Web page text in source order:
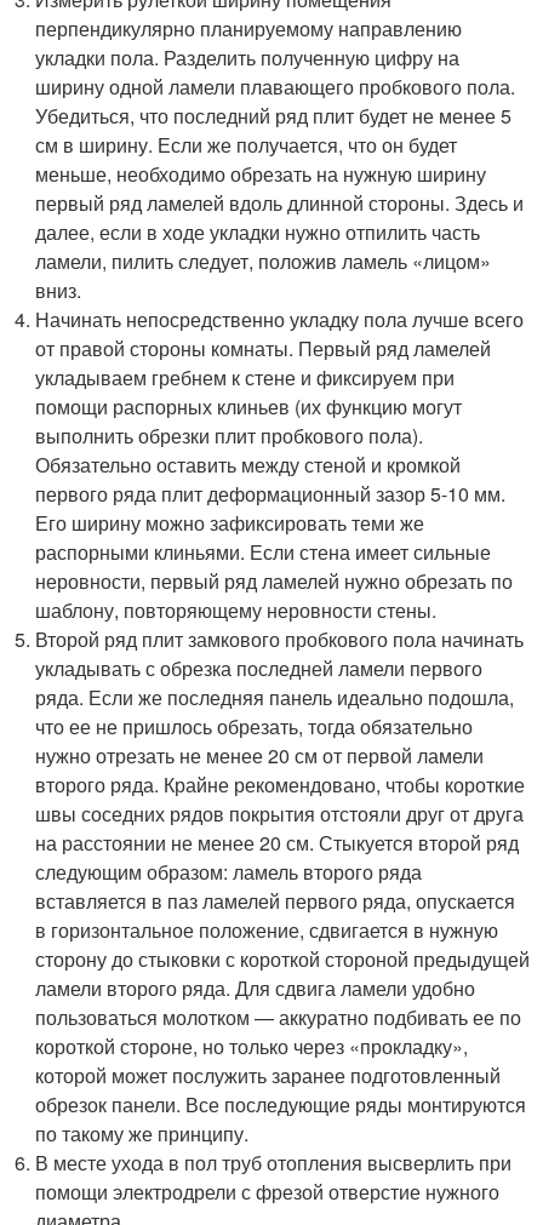
перпендикулярно планируемому направлению
укладки пола. Разделить полученную цифру на
ширину одной ламели плавающего пробкового пола.
Убедиться, что последний ряд плит будет не менее 5
см в ширину. Если же получается, что он будет
меньше, необходимо обрезать на нужную ширину
первый ряд ламелей вдоль длинной стороны. Здесь и
далее, если в ходе укладки нужно отпилить часть
ламели, пилить следует, положив ламель «лицом»
вниз.
Начинать непосредственно укладку пола лучше всего
от правой стороны комнаты. Первый ряд ламелей
укладываем гребнем к стене и фиксируем при
помощи распорных клиньев (их функцию могут
выполнить обрезки плит пробкового пола).
Обязательно оставить между стеной и кромкой
первого ряда плит деформационный зазор 5-10 мм.
Его ширину можно зафиксировать теми же
распорными клиньями. Если стена имеет сильные
неровности, первый ряд ламелей нужно обрезать по
шаблону, повторяющему неровности стены.
Второй ряд плит замкового пробкового пола начинать
укладывать с обрезка последней ламели первого
ряда. Если же последняя панель идеально подошла,
что ее не пришлось обрезать, тогда обязательно
нужно отрезать не менее 20 см от первой ламели
второго ряда. Крайне рекомендовано, чтобы короткие
швы соседних рядов покрытия отстояли друг от друга
на расстоянии не менее 20 см. Стыкуется второй ряд
следующим образом: ламель второго ряда
вставляется в паз ламелей первого ряда, опускается
в горизонтальное положение, сдвигается в нужную
сторону до стыковки с короткой стороной предыдущей
ламели второго ряда. Для сдвига ламели удобно
пользоваться молотком — аккуратно подбивать ее по
короткой стороне, но только через «прокладку»,
которой может послужить заранее подготовленный
обрезок панели. Все последующие ряды монтируются
по такому же принципу.
В месте ухода в пол труб отопления высверлить при
помощи электродрели с фрезой отверстие нужного